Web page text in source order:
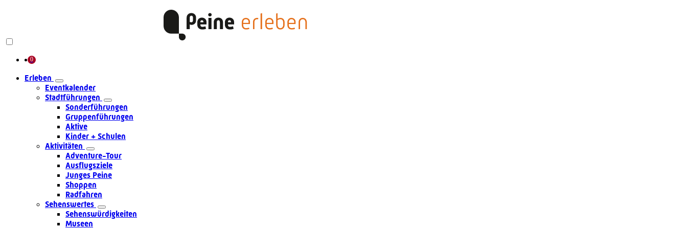
Erleben
Eventkalender
Stadtführungen
Sonderführungen
Gruppenführungen
Aktive
Kinder + Schulen
Aktivitäten
Adventure-Tour
Ausflugsziele
Junges Peine
Shoppen
Radfahren
Sehenswertes
Sehenswürdigkeiten
Museen